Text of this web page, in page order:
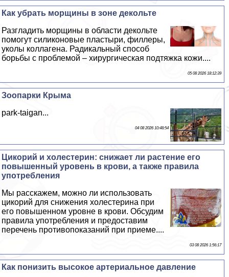
Как убрать морщины в зоне декольте
Разгладить морщины в области декольте
помогут силиконовые пластыри, филлеры,
уколы коллагена. Радикальный способ
борьбы с проблемой – хирургическая подтяжка кожи....
05 08 2026 18:12:39
Зоопарки Крыма
park-taigan...
04 08 2026 10:48:54
Цикорий и холестерин: снижает ли растение его
повышенный уровень в крови, а также правила
употрeбления
Мы расскажем, можно ли использовать
цикорий для снижения холестерина при
его повышенном уровне в крови. Обсудим
правила употрeбления и предоставим
перечень противопоказаний при приеме....
03 08 2026 1:56:17
Как понизить высокое артериальное давление